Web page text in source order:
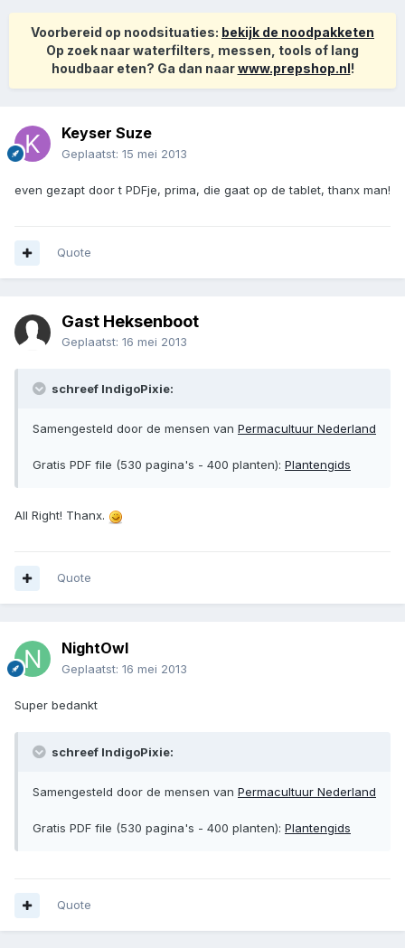
Voorbereid op noodsituaties: bekijk de noodpakketen
Op zoek naar waterfilters, messen, tools of lang
houdbaar eten? Ga dan naarwww.prepshop.nl!
Keyser Suze
Geplaatst: 15 mei 2013
even gezapt door t PDFje, prima, die gaat op de tablet, thanx man!
Quote
Gast Heksenboot
Geplaatst: 16 mei 2013
schreef IndigoPixie:
Samengesteld door de mensen van Permacultuur Nederland
Gratis PDF file (530 pagina's - 400 planten): Plantengids
All Right! Thanx.
Quote
NightOwl
Geplaatst: 16 mei 2013
Super bedankt
schreef IndigoPixie:
Samengesteld door de mensen van Permacultuur Nederland
Gratis PDF file (530 pagina's - 400 planten): Plantengids
Quote